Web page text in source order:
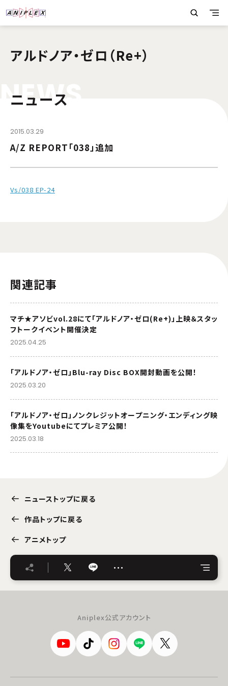
アルドノア・ゼロ（Re+）
NEWS
ニュース
2015.03.29
A/Z REPORT「038」追加
Vs/038 EP-24
関連記事
マチ★アソビvol.28にて「アルドノア・ゼロ(Re+)」上映＆スタッ
フトークイベント開催決定
2025.04.25
「アルドノア・ゼロ」Blu-ray Disc BOX開封動画を公開！
2025.03.20
「アルドノア・ゼロ」ノンクレジットオープニング・エンディング映
像集をYoutubeにてプレミア公開！
2025.03.18
ニューストップに戻る
作品トップに戻る
アニメトップ
…
Aniplex公式アカウント